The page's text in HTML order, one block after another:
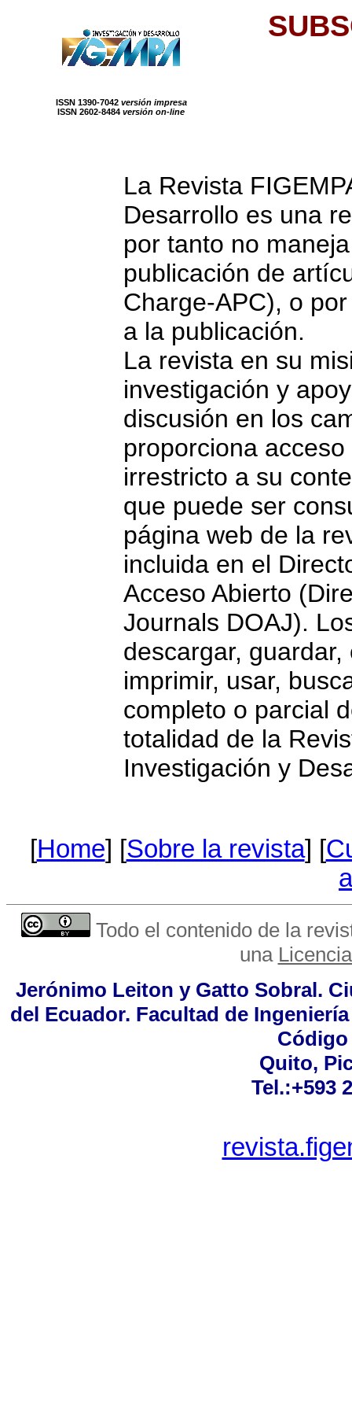
ISSN 1390-7042versión impresa
ISSN 2602-8484 versión on-line
La Revista
Desarrollo es una
por tanto no
publicación de
Charge-APC), o
a la publicación.
La revista en su
investigación y
discusión en los
proporciona
irrestricto a su
que puede ser
página web de la
incluida en el
Acceso Abierto
Journals DOAJ).
descargar,
imprimir, usar,
completo o parcial
totalidad de la
Investigación y
[Home] [Sobre la revista] [
Todo el contenido de la
una
Jerónimo Leiton y Gatto Sobral.
del Ecuador. Facultad de
Código
Quito,
Tel.:+593